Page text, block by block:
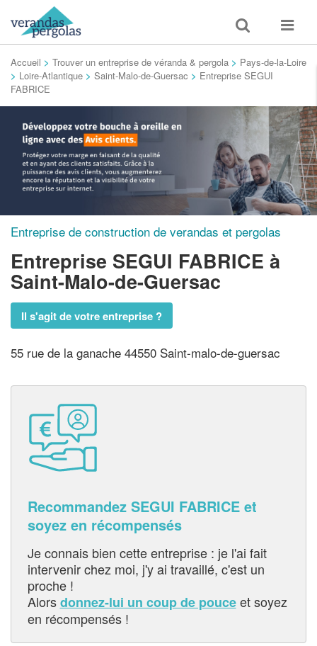
Toggle
search
Toggle
Accueil > Trouver un entreprise de véranda & pergola > Pays-de-la-Loire
> Loire-Atlantique > Saint-Malo-de-Guersac > Entreprise SEGUI
FABRICE
Entreprise de construction de verandas et pergolas
Entreprise SEGUI FABRICE à
Saint-Malo-de-Guersac
Il s'agit de votre entreprise ?
55 rue de la ganache 44550 Saint-malo-de-guersac
Recommandez SEGUI FABRICE et
soyez en récompensés
Je connais bien cette entreprise : je l'ai fait
intervenir chez moi, j'y ai travaillé, c'est un
proche !
Alorsdonnez-lui un coup de pouceet soyez
en récompensés !